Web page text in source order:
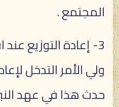
المجتمع .
3- إعادة التوزيع
ولي الأمر التدخل
حدث هذا في عهد